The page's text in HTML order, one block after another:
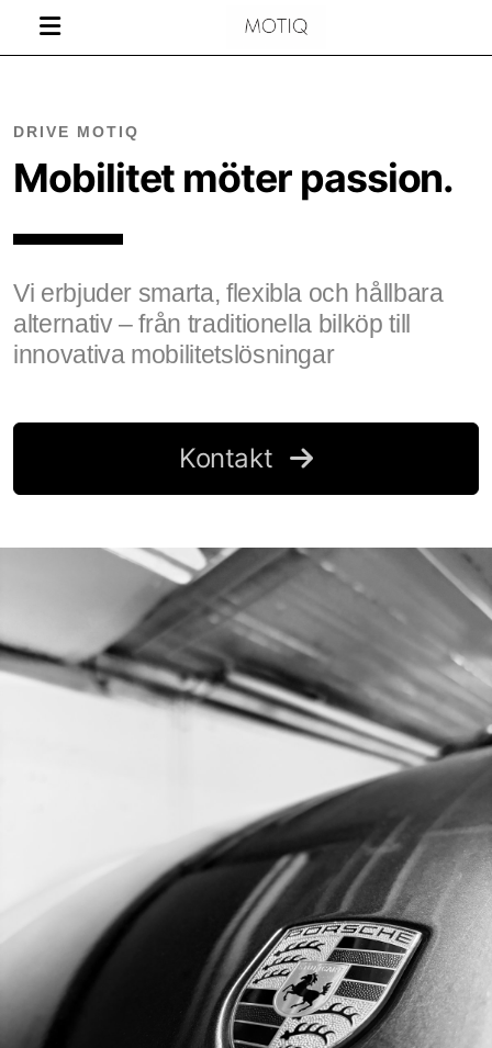
DRIVE MOTIQ
Mobilitet möter passion.
Vi erbjuder smarta, flexibla och hållbara
alternativ – från traditionella bilköp till
innovativa mobilitetslösningar
Kontakt